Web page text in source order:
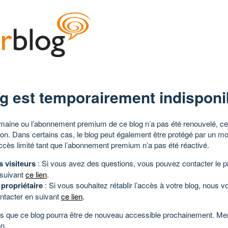
est temporairement
ou l’abonnement premium de ce blog n’a pas été renouvelé,
Dans certains cas, le blog peut également être protégé par un
limité tant que l’abonnement premium n’a pas été réactivé.
visiteurs : Si vous avez des questions, vous pouvez contacter le
ce lien.
: Si vous souhaitez rétablir l’accès à votre blog, nous
en suivantce lien.
que ce blog pourra être de nouveau accessible prochainement.